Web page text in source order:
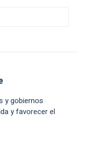
y gobiernos
y favorecer el